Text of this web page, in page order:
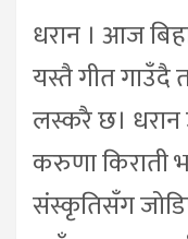
धरान । आज
यस्तै गीत गाउँदै
लस्करै छ। धरान
करुणा किराती
संस्कृतिसँग